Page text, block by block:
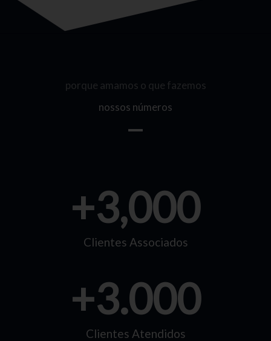
porque amamos o que fazemos
nossos números
Clientes Associados
+3,000
Clientes Atendidos
+3.000